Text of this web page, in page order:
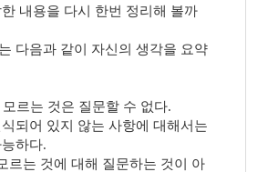
내용을 다시 한번 정리해 볼까
다음과 같이 자신의 생각을 요약
르는 것은 질문할 수 없다.
되어 있지 않는 사항에 대해서는
하다.
르는 것에 대해 질문하는 것이 아